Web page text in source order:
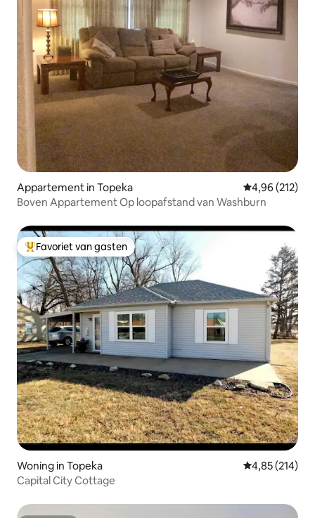
Appartement in Topeka Gemiddelde
4,96 (212)
Boven Appartement Op loopafstand van Washburn
Topfavoriet van gasten
Favoriet van gasten
Woning in Topeka Gemiddelde
4,85 (214)
Capital City Cottage